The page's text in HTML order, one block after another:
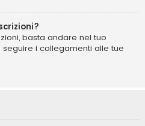
basta andare nel tuo
i collegamenti alle tue